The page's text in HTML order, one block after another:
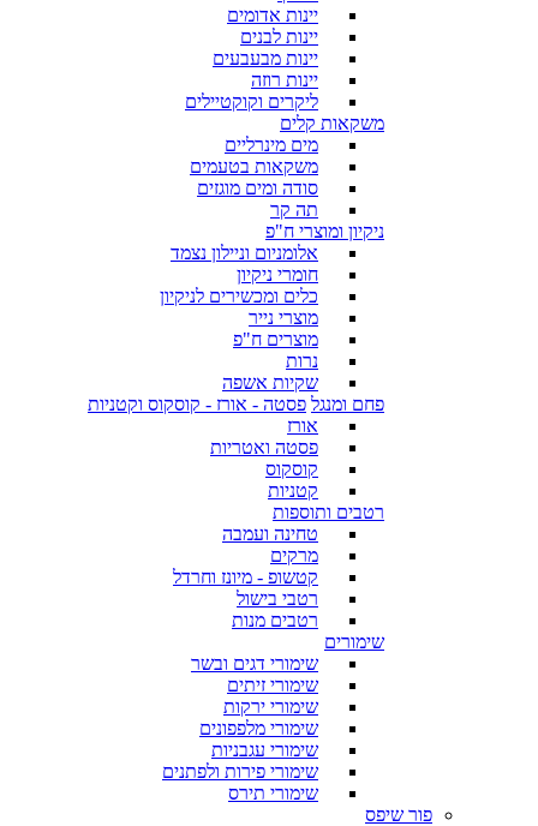
יינות אדומים
יינות לבנים
יינות מבעבעים
יינות רוזה
ליקרים וקוקטיילים
משקאות קלים
מים מינרליים
משקאות בטעמים
סודה ומים מוגזים
תה קר
ניקיון ומוצרי ח"פ
אלומניום וניילון נצמד
חומרי ניקיון
כלים ומכשירים לניקיון
מוצרי נייר
מוצרים ח"פ
נרות
שקיות אשפה
פחם ומנגל פסטה - אורז - קוסקוס וקטניות
אורז
פסטה ואטריות
קוסקוס
קטניות
רטבים ותוספות
טחינה ועמבה
מרקים
קטשופ - מיונז וחרדל
רטבי בישול
רטבים מנות
שימורים
שימורי דגים ובשר
שימורי זיתים
שימורי ירקות
שימורי מלפפונים
שימורי עגבניות
שימורי פירות ולפתנים
שימורי תירס
פור שיפס